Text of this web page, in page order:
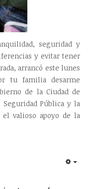
seguridad y
y evitar tener
arrancó este lunes
tu familia desarme
de la Ciudad de
Seguridad Pública y la
valioso apoyo de la